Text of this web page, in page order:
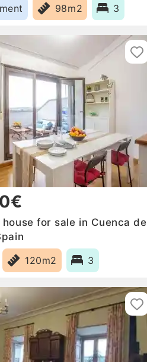
98m2 3
for sale in Cuenca de
120m2 3